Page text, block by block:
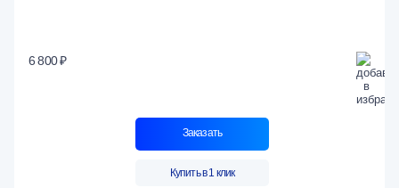
6 800 ₽
Заказать
Купить в 1 клик